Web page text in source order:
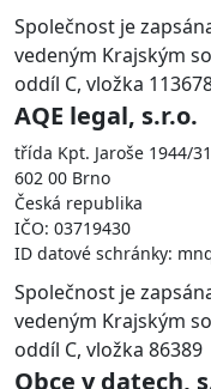
Společnost je
vedeným Krajským
oddíl C, vložka
AQE legal, s.r.o.
třída Kpt. Jaroše 1944/31
602 00 Brno
Česká republika
IČO: 03719430
ID datové schránky:
Společnost je
vedeným Krajským
oddíl C, vložka 86389
Obce v datech,